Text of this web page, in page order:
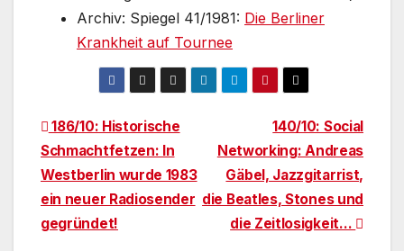
Archiv: Spiegel 41/1981: Die Berliner
Krankheit auf Tournee
Beitragsnavigation140/10: Social
Networking: Andreas
Gäbel, Jazzgitarrist,
die Beatles, Stones und
die Zeitlosigkeit…
186/10: Historische
Schmachtfetzen: In
Westberlin wurde 1983
ein neuer Radiosender
gegründet!